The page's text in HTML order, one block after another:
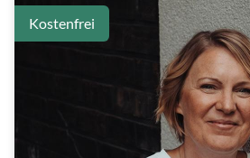
Kostenfrei